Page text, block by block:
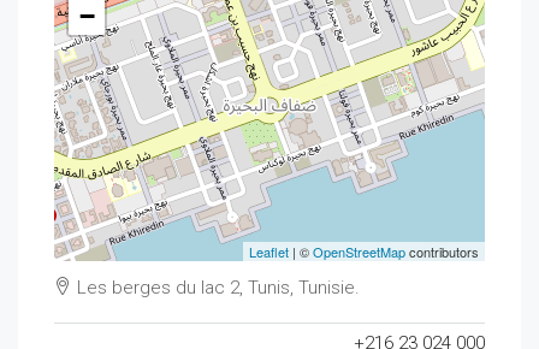
−
Leaflet | ©OpenStreetMapcontributors
Les berges du lac 2, Tunis, Tunisie.
+216 23 024 000